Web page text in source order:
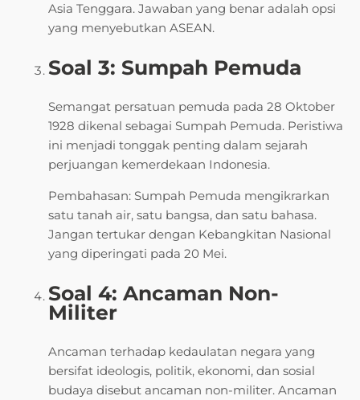
Asia Tenggara. Jawaban yang benar adalah opsi
yang menyebutkan ASEAN.
Soal 3: Sumpah Pemuda
Semangat persatuan pemuda pada 28 Oktober
1928 dikenal sebagai Sumpah Pemuda. Peristiwa
ini menjadi tonggak penting dalam sejarah
perjuangan kemerdekaan Indonesia.
Pembahasan: Sumpah Pemuda mengikrarkan
satu tanah air, satu bangsa, dan satu bahasa.
Jangan tertukar dengan Kebangkitan Nasional
yang diperingati pada 20 Mei.
Soal 4: Ancaman Non-
Militer
Ancaman terhadap kedaulatan negara yang
bersifat ideologis, politik, ekonomi, dan sosial
budaya disebut ancaman non-militer. Ancaman